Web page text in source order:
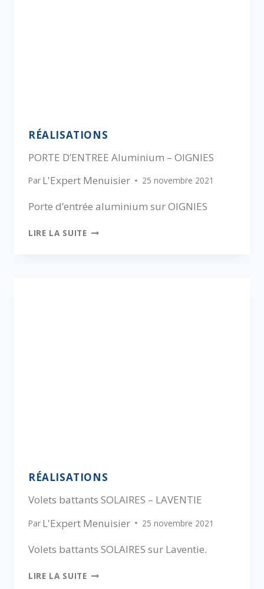
RÉALISATIONS
PORTE D’ENTREE Aluminium – OIGNIES
Par L'Expert Menuisier 25 novembre 2021
Porte d’entrée aluminium sur OIGNIES
LIRE LA SUITE
RÉALISATIONS
Volets battants SOLAIRES – LAVENTIE
Par L'Expert Menuisier 25 novembre 2021
Volets battants SOLAIRES sur Laventie.
LIRE LA SUITE